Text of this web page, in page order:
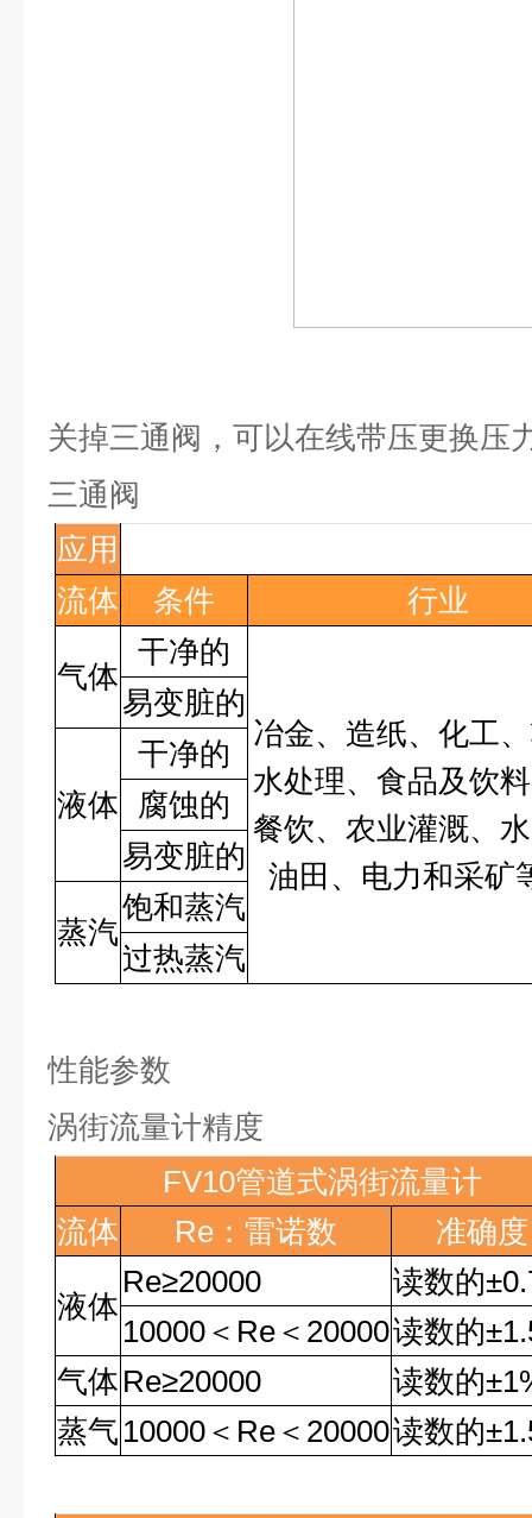
关掉三通阀，可以在线带压更换压
三通阀
应用
流体
条件 行业
气体
干净的
冶金、造纸、化工
水处理、食品及饮
餐饮、农业灌溉、
油田、电力和采矿
易变脏的
液体
干净的
腐蚀的
易变脏的
蒸汽
饱和蒸汽
过热蒸汽
性能参数
涡街流量计精度
FV10管道式涡街流量计
流体
Re ：雷诺数 准确度
液体
Re≥20000 读数的
10000 ＜ Re ＜ 20000读数的
气体 Re≥20000 读数的
蒸气 10000 ＜ Re ＜ 20000读数的